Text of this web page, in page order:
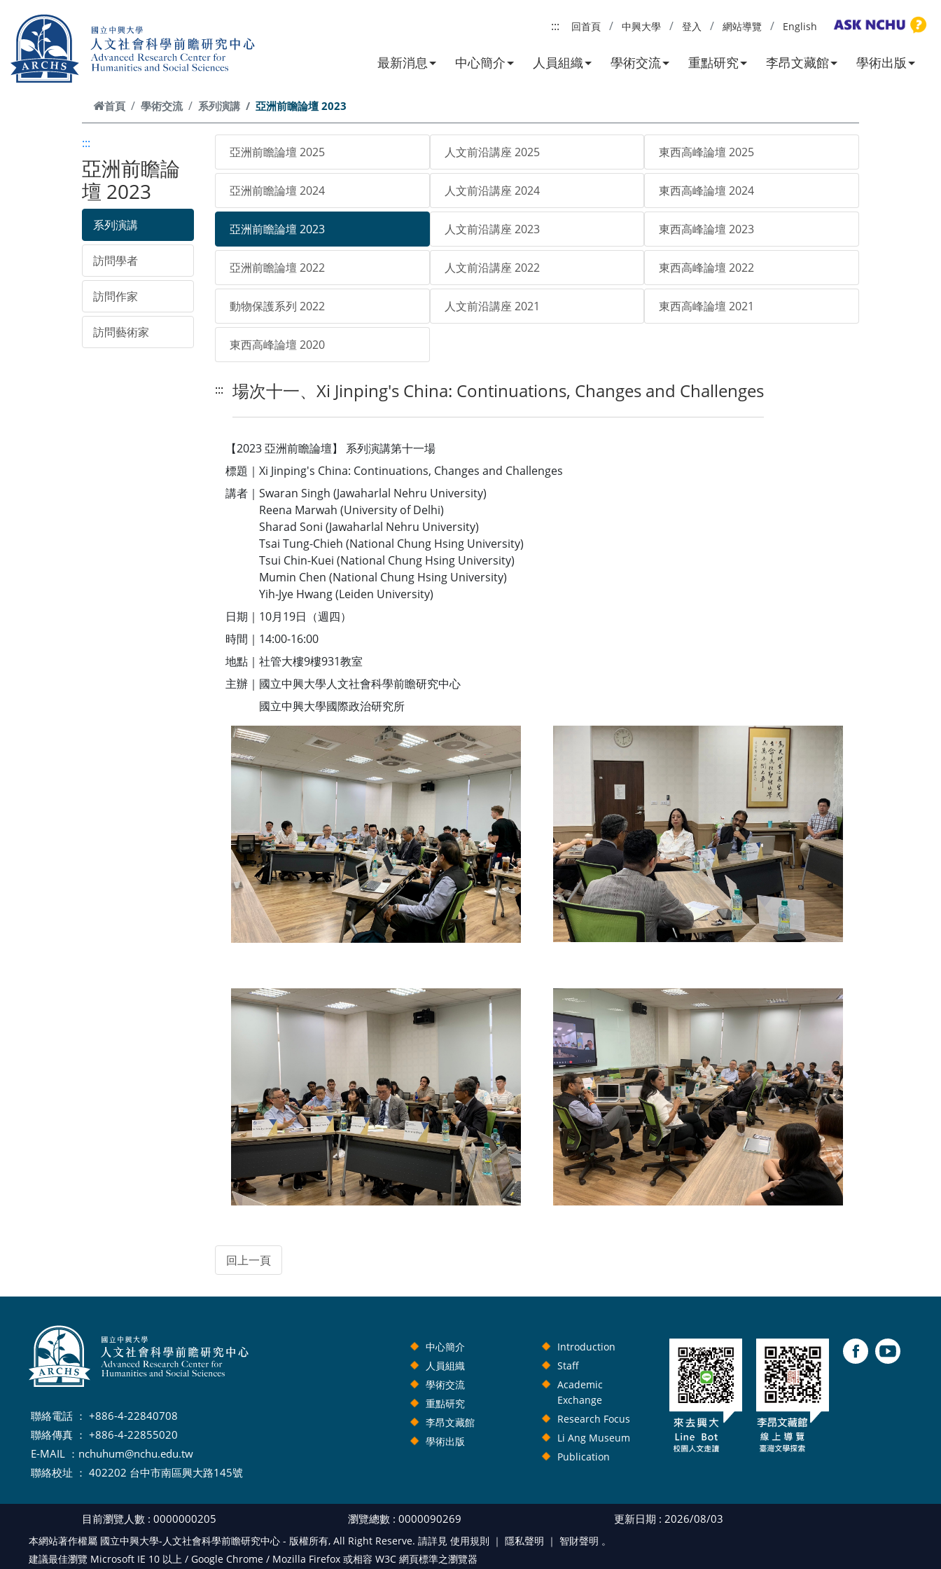
:::
回首頁 中興大學 登入 網站導覽 English
最新消息 中心簡介 人員組織 學術交流 重點研究 李昂文藏館 學術出版
首頁 學術交流 系列演講 亞洲前瞻論壇 2023
:::
亞洲前瞻論
壇 2023
系列演講
訪問學者
訪問作家
訪問藝術家
亞洲前瞻論壇 2025 人文前沿講座 2025 東西高峰論壇 2025
亞洲前瞻論壇 2024 人文前沿講座 2024 東西高峰論壇 2024
亞洲前瞻論壇 2023 人文前沿講座 2023 東西高峰論壇 2023
亞洲前瞻論壇 2022 人文前沿講座 2022 東西高峰論壇 2022
動物保護系列 2022 人文前沿講座 2021 東西高峰論壇 2021
東西高峰論壇 2020
::: 場次十一、Xi Jinping's China: Continuations, Changes and Challenges
【2023 亞洲前瞻論壇】 系列演講第十一場
標題｜Xi Jinping's China: Continuations, Changes and Challenges
講者｜Swaran Singh (Jawaharlal Nehru University)
Reena Marwah (University of Delhi)
Sharad Soni (Jawaharlal Nehru University)
Tsai Tung-Chieh (National Chung Hsing University)
Tsui Chin-Kuei (National Chung Hsing University)
Mumin Chen (National Chung Hsing University)
Yih-Jye Hwang (Leiden University)
日期｜10月19日（週四）
時間｜14:00-16:00
地點｜社管大樓9樓931教室
主辦｜國立中興大學人文社會科學前瞻研究中心
國立中興大學國際政治研究所
聯絡電話 ： +886-4-22840708
聯絡傳真 ： +886-4-22855020
E-MAIL ： nchuhum@nchu.edu.tw
聯絡校址 ： 402202 台中市南區興大路145號
中心簡介
人員組織
學術交流
重點研究
李昂文藏館
學術出版
Introduction
Staff
Academic
Exchange
Research Focus
Li Ang Museum
Publication
目前瀏覽人數 : 0000000205 瀏覽總數 : 0000090269 更新日期 : 2026/08/03
本網站著作權屬 國立中興大學-人文社會科學前瞻研究中心 - 版權所有, All Right Reserve. 請詳見 使用規則 ｜ 隱私聲明 ｜ 智財聲明 。
建議最佳瀏覽 Microsoft IE 10 以上 / Google Chrome / Mozilla Firefox 或相容 W3C 網頁標準之瀏覽器